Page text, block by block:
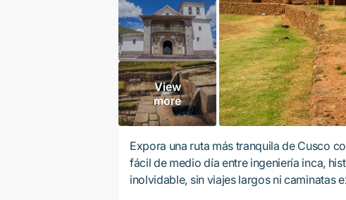
View
more
Expora una ruta más tranquila de Cusco
fácil de medio día entre ingeniería inca,
inolvidable, sin viajes largos ni caminatas